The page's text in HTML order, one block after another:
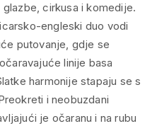
cirkusa i komedije.
engleski duo vodi
putovanje, gdje se
linije basa
harmonije stapaju se s
i neobuzdani
je očaranu i na rubu